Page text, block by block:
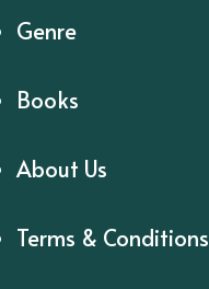
Genre
Books
About Us
Terms & Conditions